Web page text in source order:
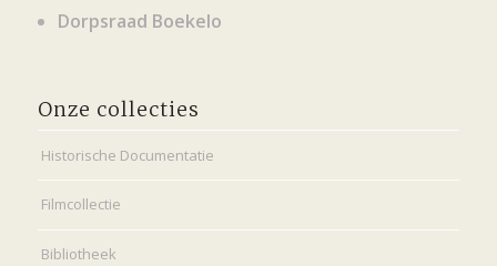
Dorpsraad Boekelo
Onze collecties
Historische Documentatie
Filmcollectie
Bibliotheek